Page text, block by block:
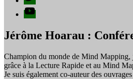
YouTube
Jérôme Hoarau :
Champion du monde de Mind Mapping,
grâce à la Lecture Rapide et au Mind
Je suis également co-auteur des